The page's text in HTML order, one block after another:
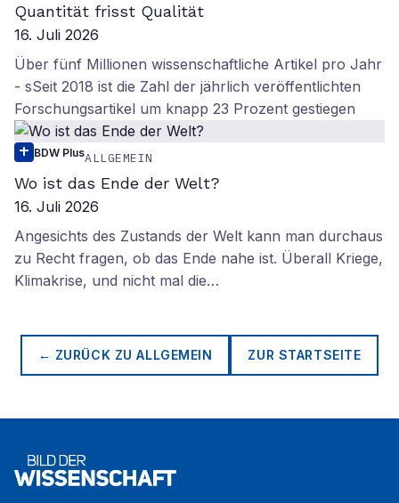
Quantität frisst Qualität
16. Juli 2026
Über fünf Millionen wissenschaftliche Artikel pro Jahr
- sSeit 2018 ist die Zahl der jährlich veröffentlichten
Forschungsartikel um knapp 23 Prozent gestiegen
BDW PlusALLGEMEIN
Wo ist das Ende der Welt?
16. Juli 2026
Angesichts des Zustands der Welt kann man durchaus
zu Recht fragen, ob das Ende nahe ist. Überall Kriege,
Klimakrise, und nicht mal die…
← ZURÜCK ZUALLGEMEIN ZUR STARTSEITE